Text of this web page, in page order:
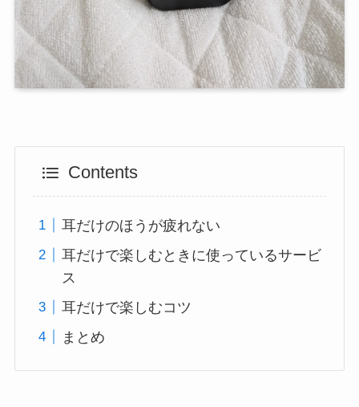
Contents
耳だけのほうが疲れない
耳だけで楽しむときに使っているサービ
ス
耳だけで楽しむコツ
まとめ